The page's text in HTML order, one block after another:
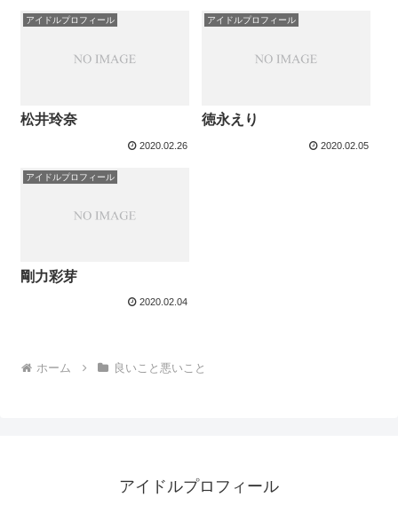
アイドルプロフィール
松井玲奈
2020.02.26
アイドルプロフィール
徳永えり
2020.02.05
アイドルプロフィール
剛力彩芽
2020.02.04
ホーム 良いこと悪いこと
アイドルプロフィール